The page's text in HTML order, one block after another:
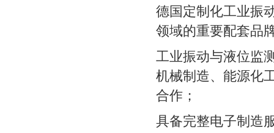
德国定制化工业振
领域的重要配套品
工业振动与液位监
机械制造、能源化
合作；
具备完整电子制造